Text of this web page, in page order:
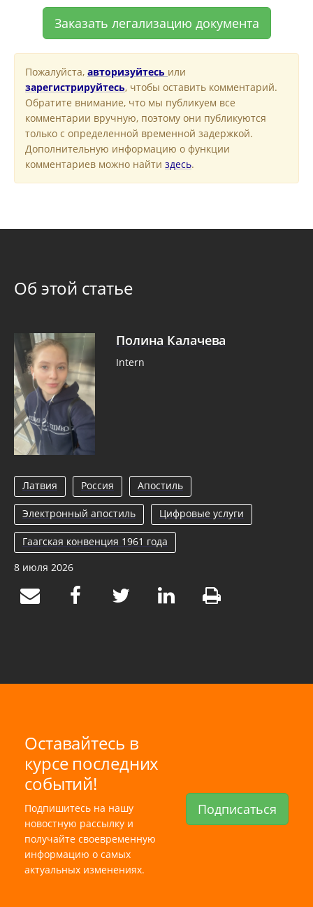
Заказать легализацию документа
Пожалуйста, авторизуйтесь или
зарегистрируйтесь, чтобы оставить комментарий.
Обратите внимание, что мы публикуем все
комментарии вручную, поэтому они публикуются
только с определенной временной задержкой.
Дополнительную информацию о функции
комментариев можно найти здесь.
Об этой статье
Полина Калачева
Intern
Латвия Россия Апостиль
Электронный апостиль Цифровые услуги
Гаагская конвенция 1961 года
8 июля 2026
Оставайтесь в
курсе последних
событий!
Подпишитесь на нашу
новостную рассылку и
получайте своевременную
информацию о самых
актуальных изменениях.
Подписаться